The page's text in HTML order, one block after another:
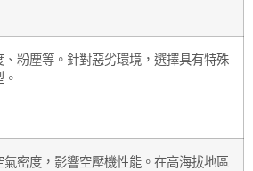
、粉塵等。針對惡劣環境，選擇具有特殊
密度，影響空壓機性能。在高海拔地區